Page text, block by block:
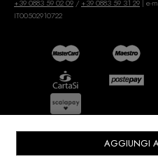
AGGIUNGI
+39 0883 59 02 09 / +39 0883 59 31 29 | e-
IT00502910722